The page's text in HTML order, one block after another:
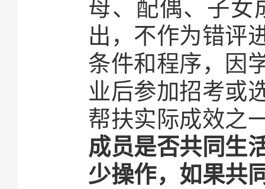
母、配偶、子女
出，不作为错评
条件和程序，因
业后参加招考或
帮扶实际成效之
成员是否共同生
少操作，如果共